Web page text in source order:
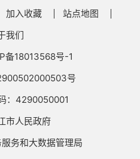
加入收藏
站点地图
我们
备18013568号-1
号
：4290050001
市人民政府
务和大数据管理局